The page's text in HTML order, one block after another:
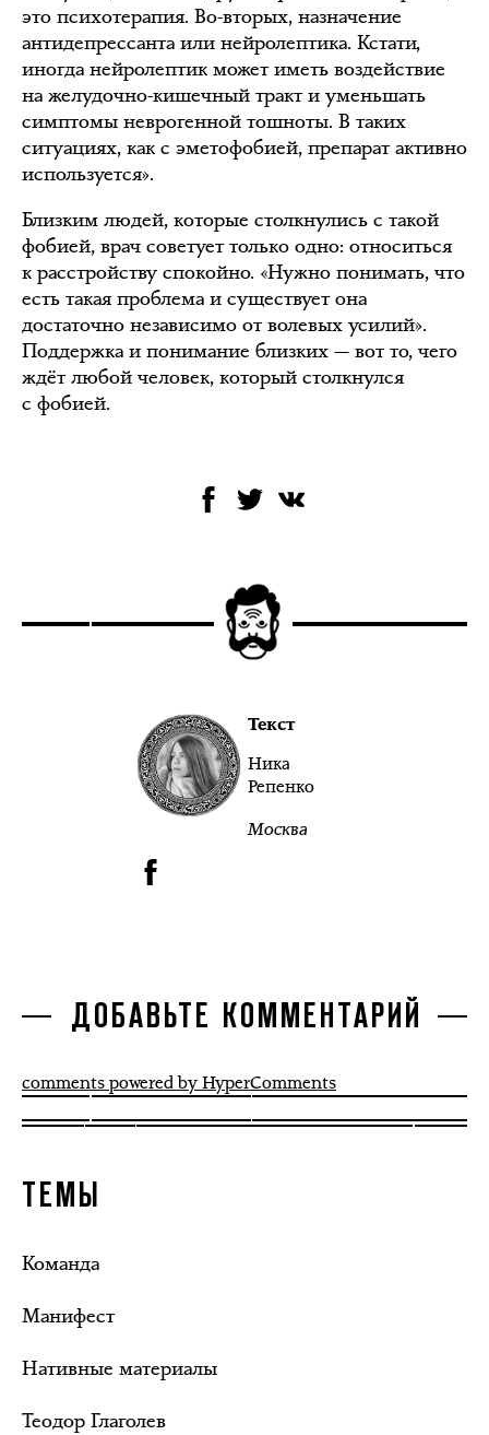
это психотерапия. Во-вторых, назначение
антидепрессанта или нейролептика. Кстати,
иногда нейролептик может иметь воздействие
на желудочно-кишечный тракт и уменьшать
симптомы неврогенной тошноты. В таких
ситуациях, как с эметофобией, препарат активно
используется».
Близким людей, которые столкнулись с такой
фобией, врач советует только одно: относиться
к расстройству спокойно. «Нужно понимать, что
есть такая проблема и существует она
достаточно независимо от волевых усилий».
Поддержка и понимание близких — вот то, чего
ждёт любой человек, который столкнулся
с фобией.
Текст
Ника
Репенко
Москва
ДОБАВЬТЕ КОММЕНТАРИЙ
comments powered by HyperComments
ТЕМЫ
Команда
Манифест
Нативные материалы
Теодор Глаголев